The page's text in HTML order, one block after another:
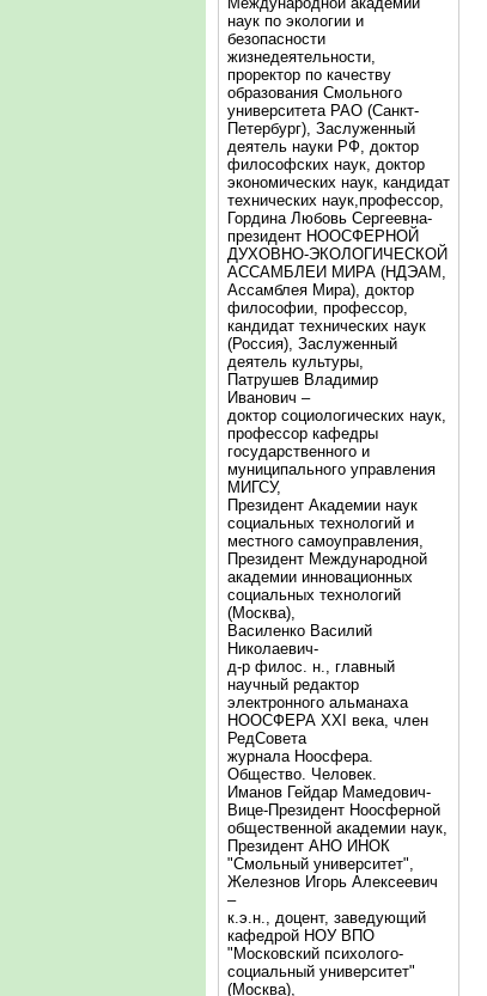
наук по экологии и
безопасности
жизнедеятельности,
проректор по качеству
образования Смольного
университета РАО (Санкт-
Петербург), Заслуженный
деятель науки РФ, доктор
философских наук, доктор
экономических наук, кандидат
технических наук,профессор,
Гордина Любовь Сергеевна-
президент НООСФЕРНОЙ
ДУХОВНО-ЭКОЛОГИЧЕСКОЙ
АССАМБЛЕИ МИРА (НДЭАМ,
Ассамблея Мира), доктор
философии, профессор,
кандидат технических наук
(Россия), Заслуженный
деятель культуры,
Патрушев Владимир
Иванович –
доктор социологических наук,
профессор кафедры
государственного и
муниципального управления
МИГСУ,
Президент Академии наук
социальных технологий и
местного самоуправления,
Президент Международной
академии инновационных
социальных технологий
(Москва),
Василенко Василий
Николаевич-
д-р филос. н., главный
научный редактор
электронного альманаха
НООСФЕРА XXI века, член
РедСовета
журнала Ноосфера.
Общество. Человек.
Иманов Гейдар Мамедович-
Вице-Президент Ноосферной
общественной академии наук,
Президент АНО ИНОК
"Смольный университет",
Железнов Игорь Алексеевич
–
к.э.н., доцент, заведующий
кафедрой НОУ ВПО
"Московский психолого-
социальный университет"
(Москва),